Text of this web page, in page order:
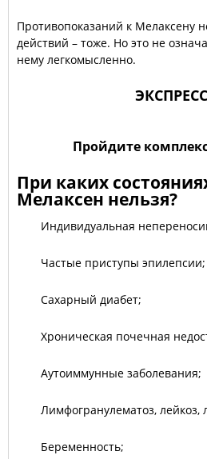
Противопоказаний к Мелаксену
действий – тоже. Но это не
нему легкомысленно.
Пройдите
При каких
Мелаксен нельзя?
Индивидуальная
Частые приступы эпилепсии;
Сахарный диабет;
Хроническая почечная
Аутоиммунные заболевания;
Лимфогранулематоз,
Беременность;